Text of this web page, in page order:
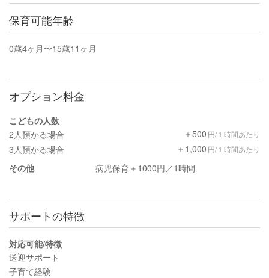
保育可能年齢
0歳4ヶ月〜15歳11ヶ月
オプション料金
こどもの人数
2人預かる場合
＋500 円/１時間あたり
3人預かる場合 ＋1,000 円/１時間あたり
その他 病児保育＋1000円／1時間
サポートの特徴
対応可能/特徴
送迎サポート
子育て経験